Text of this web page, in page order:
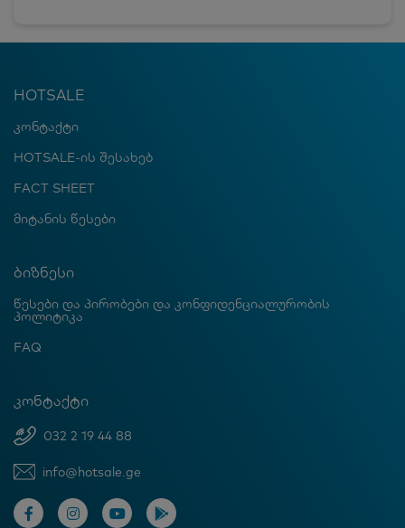
HOTSALE
კონტაქტი
HOTSALE-ის შესახებ
FACT SHEET
მიტანის წესები
ბიზნესი
წესები და პირობები და კონფიდენციალურობის
პოლიტიკა
FAQ
კონტაქტი
032 2 19 44 88
info@hotsale.ge